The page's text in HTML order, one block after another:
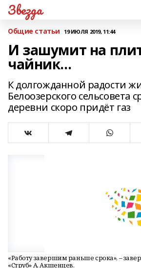
Звезда
Общие статьи 19 ИЮЛЯ 2019, 11:44
И зашумит на
чайник…
К долгожданной радости
Белоозерского сельсовета
деревни скоро придёт газ
«Работу завершим раньше срока», –
«Струб» А. Акшенцев.